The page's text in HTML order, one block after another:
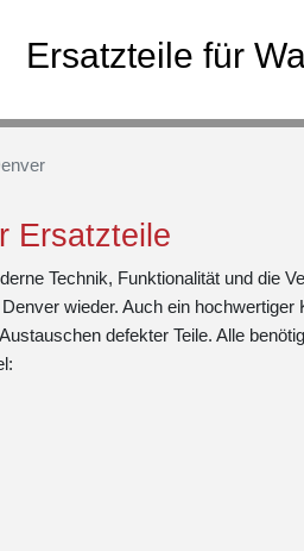
Ersatzteile für
Ersatzteile
Technik, Funktionalität und die
wieder. Auch ein
defekter Teile. Alle